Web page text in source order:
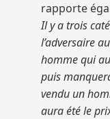
rapporte
Il y a trois
l’adversaire
homme qui
puis
vendu un
aura été le